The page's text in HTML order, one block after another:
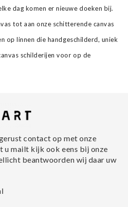
dag komen er nieuwe doeken bij.
tot aan onze schitterende canvas
op linnen die handgeschilderd, uniek
schilderijen voor op de
contact op met onze
u mailt kijk ook eens bij onze
beantwoorden wij daar uw